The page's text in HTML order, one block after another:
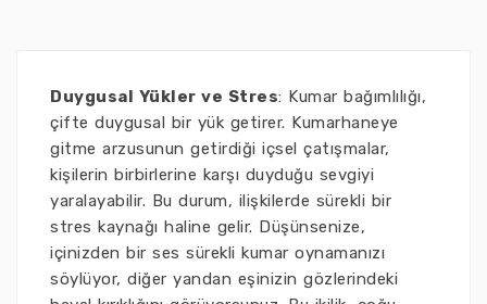
Duygusal Yükler ve Stres: Kumar bağımlılığı,
çifte duygusal bir yük getirer. Kumarhaneye
gitme arzusunun getirdiği içsel çatışmalar,
kişilerin birbirlerine karşı duyduğu sevgiyi
yaralayabilir. Bu durum, ilişkilerde sürekli bir
stres kaynağı haline gelir. Düşünsenize,
içinizden bir ses sürekli kumar oynamanızı
söylüyor, diğer yandan eşinizin gözlerindeki